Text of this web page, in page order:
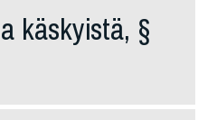
käskyistä, §